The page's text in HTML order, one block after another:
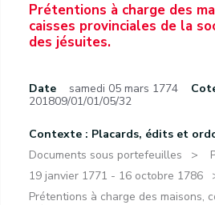
Prétentions à charge des
caisses provinciales de la
des jésuites.
Date samedi 05 mars 1774
201809/01/01/05/32
Contexte : Placards, édits et
Documents sous portefeuilles
19 janvier 1771 - 16 octobre 1786
Prétentions à charge des maisons,